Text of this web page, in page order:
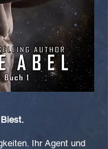
Ihr Agent und